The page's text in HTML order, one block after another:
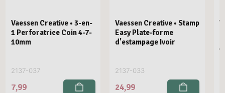
Vaessen Creative • 3-en-
1 Perforatrice Coin 4-7-
10mm
2137-037
7,99
Vaessen Creative • Stamp
Easy Plate-forme
d'estampage Ivoir
2137-033
24,99